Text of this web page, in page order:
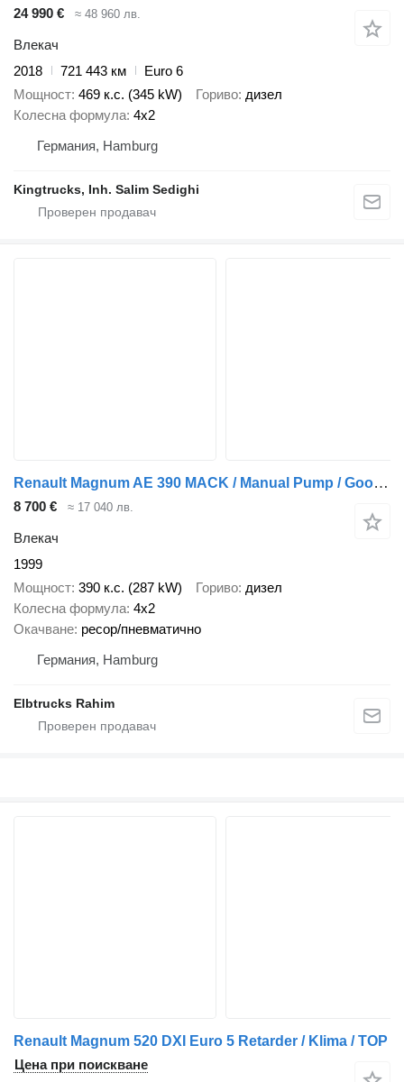
24 990 €
≈ 48 960 лв.
Влекач
2018
721 443 км
Euro 6
Мощност 469 к.с. (345 kW) Гориво дизел
Колесна формула 4x2
Германия, Hamburg
Kingtrucks, Inh. Salim Sedighi
Renault Magnum AE 390 MACK / Manual Pump / Good Condition
8 700 € ≈ 17 040 лв.
Влекач
1999
Мощност 390 к.с. (287 kW) Гориво дизел
Колесна формула 4x2
Окачване ресор/пневматично
Германия, Hamburg
Elbtrucks Rahim
Renault Magnum 520 DXI Euro 5 Retarder / Klima / TOP
Цена при поискване